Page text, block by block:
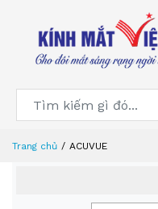
Trang chủ ACUVUE